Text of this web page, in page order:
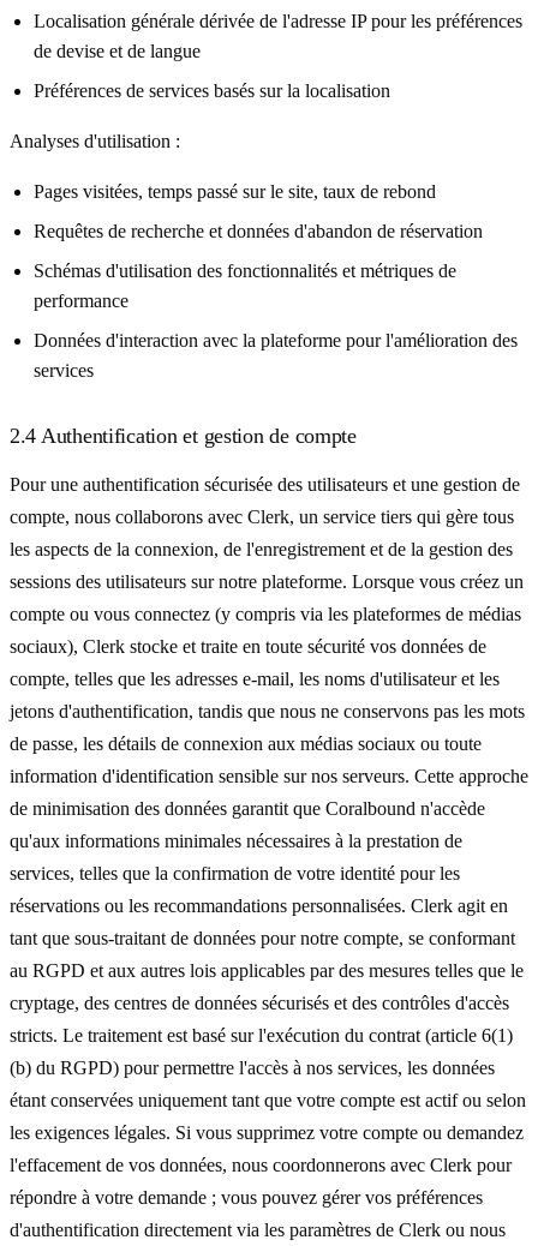
Localisation générale dérivée de l'adresse IP pour les préférences
de devise et de langue
Préférences de services basés sur la localisation
Analyses d'utilisation :
Pages visitées, temps passé sur le site, taux de rebond
Requêtes de recherche et données d'abandon de réservation
Schémas d'utilisation des fonctionnalités et métriques de
performance
Données d'interaction avec la plateforme pour l'amélioration des
services
2.4 Authentification et gestion de compte
Pour une authentification sécurisée des utilisateurs et une gestion de
compte, nous collaborons avec Clerk, un service tiers qui gère tous
les aspects de la connexion, de l'enregistrement et de la gestion des
sessions des utilisateurs sur notre plateforme. Lorsque vous créez un
compte ou vous connectez (y compris via les plateformes de médias
sociaux), Clerk stocke et traite en toute sécurité vos données de
compte, telles que les adresses e-mail, les noms d'utilisateur et les
jetons d'authentification, tandis que nous ne conservons pas les mots
de passe, les détails de connexion aux médias sociaux ou toute
information d'identification sensible sur nos serveurs. Cette approche
de minimisation des données garantit que Coralbound n'accède
qu'aux informations minimales nécessaires à la prestation de
services, telles que la confirmation de votre identité pour les
réservations ou les recommandations personnalisées. Clerk agit en
tant que sous-traitant de données pour notre compte, se conformant
au RGPD et aux autres lois applicables par des mesures telles que le
cryptage, des centres de données sécurisés et des contrôles d'accès
stricts. Le traitement est basé sur l'exécution du contrat (article 6(1)
(b) du RGPD) pour permettre l'accès à nos services, les données
étant conservées uniquement tant que votre compte est actif ou selon
les exigences légales. Si vous supprimez votre compte ou demandez
l'effacement de vos données, nous coordonnerons avec Clerk pour
répondre à votre demande ; vous pouvez gérer vos préférences
d'authentification directement via les paramètres de Clerk ou nous